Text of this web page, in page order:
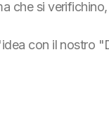
che si
con il nostro